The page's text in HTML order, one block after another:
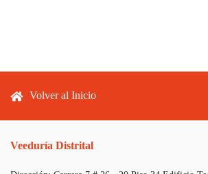
Footer menu
Volver al Inicio
Veeduría Distrital